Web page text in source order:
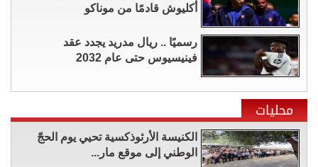
أكليوش قادمًا من موناكو
رسميًا .. ريال مدريد يجدد عقد
فينيسيوس حتى عام 2032
محليات
الكنيسة الأرثوذكسية تحيي يوم الحجّ
الوطني إلى موقع مار...